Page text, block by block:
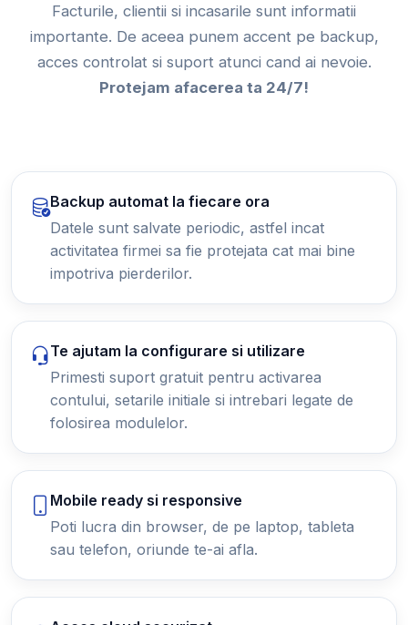
Facturile, clientii si incasarile sunt informatii
importante. De aceea punem accent pe backup,
acces controlat si suport atunci cand ai nevoie.
Protejam afacerea ta 24/7!
Backup automat la fiecare ora
Datele sunt salvate periodic, astfel incat
activitatea firmei sa fie protejata cat mai bine
impotriva pierderilor.
Te ajutam la configurare si utilizare
Primesti suport gratuit pentru activarea
contului, setarile initiale si intrebari legate de
folosirea modulelor.
Mobile ready si responsive
Poti lucra din browser, de pe laptop, tableta
sau telefon, oriunde te-ai afla.